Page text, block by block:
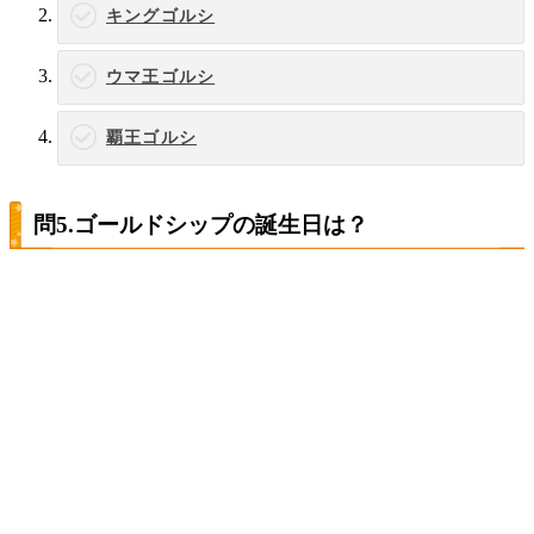
キングゴルシ
ウマ王ゴルシ
覇王ゴルシ
問5.ゴールドシップの誕生日は？